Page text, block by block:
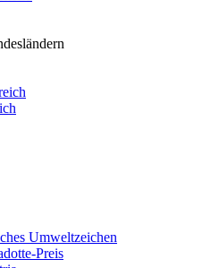
Umweltzeichen
Preis